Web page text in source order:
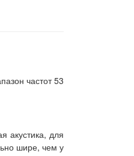
частот 53
акустика, для
шире, чем у